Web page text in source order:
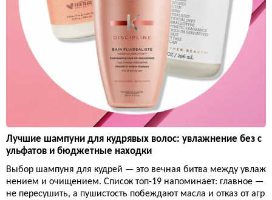
Лучшие шампуни для кудрявых волос: увлажнение без с
ульфатов и бюджетные находки
Выбор шампуня для кудрей — это вечная битва между увлаж
нением и очищением. Список топ-19 напоминает: главное —
не пересушить, а пушистость побеждают масла и отказ от агр